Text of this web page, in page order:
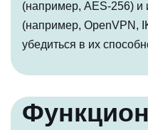
(например, AES-256) и
(например, OpenVPN,
убедиться в их